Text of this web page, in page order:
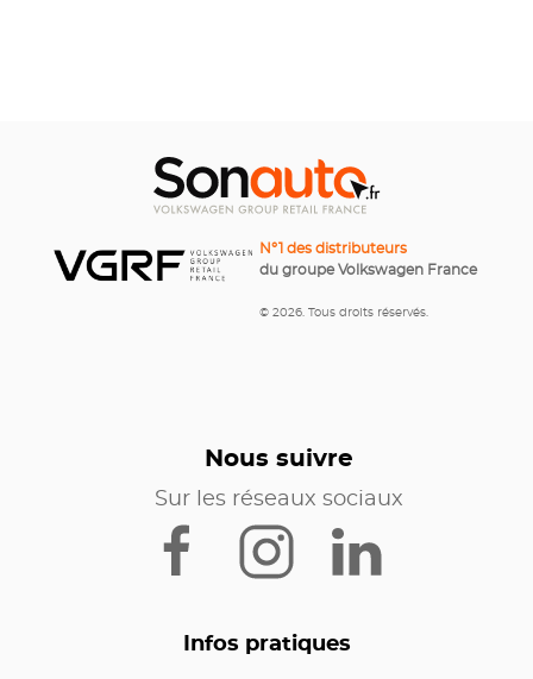
N°1 des distributeurs
du groupe Volkswagen France
© 2026. Tous droits réservés.
Nous suivre
Sur les réseaux sociaux
Infos pratiques